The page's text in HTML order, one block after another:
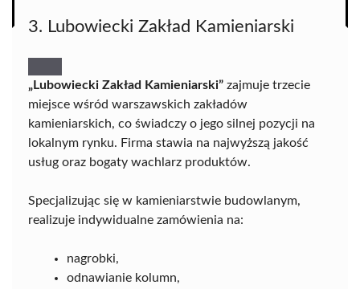
3. Lubowiecki Zakład Kamieniarski
„Lubowiecki Zakład Kamieniarski” zajmuje trzecie
miejsce wśród warszawskich zakładów
kamieniarskich, co świadczy o jego silnej pozycji na
lokalnym rynku. Firma stawia na najwyższą jakość
usług oraz bogaty wachlarz produktów.
Specjalizując się w kamieniarstwie budowlanym,
realizuje indywidualne zamówienia na:
nagrobki,
odnawianie kolumn,